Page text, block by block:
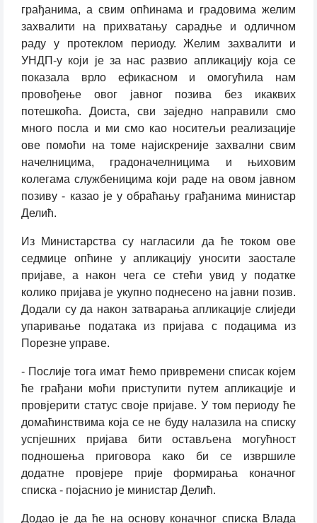
грађанима, а свим опћинама и градовима желим
захвалити на прихватању сарадње и одличном
раду у протеклом периоду. Желим захвалити и
УНДП-у који је за нас развио апликацију која се
показала врло ефикасном и омогућила нам
провођење овог јавног позива без икаквих
потешкоћа. Доиста, сви заједно направили смо
много посла и ми смо као носитељи реализације
ове помоћи на томе најискреније захвални свим
начелницима, градоначелницима и њиховим
колегама службеницима који раде на овом јавном
позиву - казао је у обраћању грађанима министар
Делић.
Из Министарства су нагласили да ће током ове
седмице опћине у апликацију уносити заостале
пријаве, а након чега се стећи увид у податке
колико пријава је укупно поднесено на јавни позив.
Додали су да након затварања апликације слиједи
упаривање података из пријава с подацима из
Порезне управе.
- Послије тога имат ћемо привремени списак којем
ће грађани моћи приступити путем апликације и
провјерити статус своје пријаве. У том периоду ће
домаћинствима која се не буду налазила на списку
успјешних пријава бити остављена могућност
подношења приговора како би се извршиле
додатне провјере прије формирања коначног
списка - појаснио је министар Делић.
Додао је да ће на основу коначног списка Влада